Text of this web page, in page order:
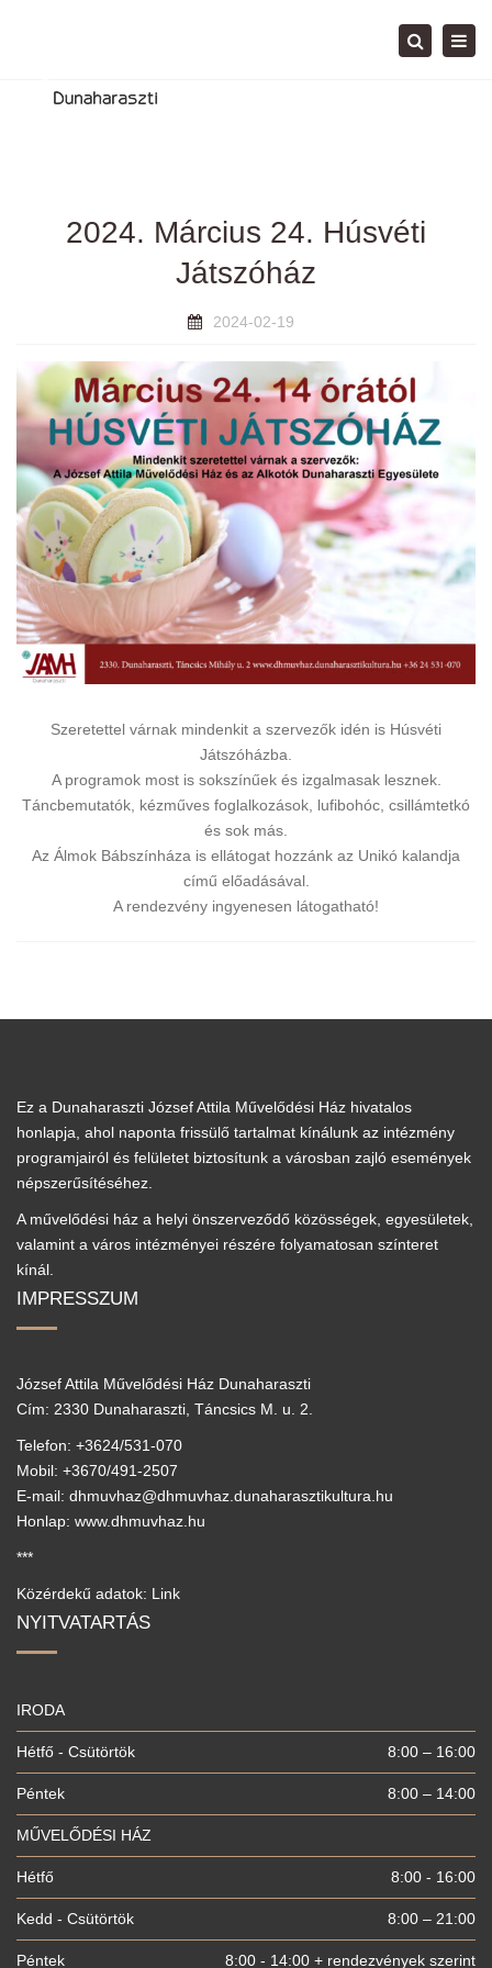
Search
2024. Március 24. Húsvéti
Játszóház
2024-02-19
Szeretettel várnak mindenkit a szervezők idén is Húsvéti
Játszóházba.
A programok most is sokszínűek és izgalmasak lesznek.
Táncbemutatók, kézműves foglalkozások, lufibohóc, csillámtetkó
és sok más.
Az Álmok Bábszínháza is ellátogat hozzánk az Unikó kalandja
című előadásával.
A rendezvény ingyenesen látogatható!
Ez a Dunaharaszti József Attila Művelődési Ház hivatalos
honlapja, ahol naponta frissülő tartalmat kínálunk az intézmény
programjairól és felületet biztosítunk a városban zajló események
népszerűsítéséhez.
A művelődési ház a helyi önszerveződő közösségek, egyesületek,
valamint a város intézményei részére folyamatosan színteret
kínál.
IMPRESSZUM
József Attila Művelődési Ház Dunaharaszti
Cím: 2330 Dunaharaszti, Táncsics M. u. 2.
Telefon: +3624/531-070
Mobil: +3670/491-2507
E-mail: dhmuvhaz@dhmuvhaz.dunaharasztikultura.hu
Honlap: www.dhmuvhaz.hu
***
Közérdekű adatok: Link
NYITVATARTÁS
IRODA
Hétfő - Csütörtök 8:00 – 16:00
Péntek 8:00 – 14:00
MŰVELŐDÉSI HÁZ
Hétfő 8:00 - 16:00
Kedd - Csütörtök 8:00 – 21:00
Péntek 8:00 - 14:00 + rendezvények szerint